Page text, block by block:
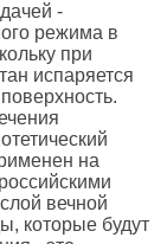
-
режима в
при
испаряется
на
вечной
которые будут